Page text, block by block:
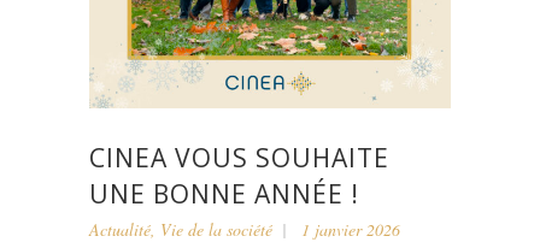
CINEA VOUS SOUHAITE
UNE BONNE ANNÉE !
Actualité Vie de la société 1 janvier 2026